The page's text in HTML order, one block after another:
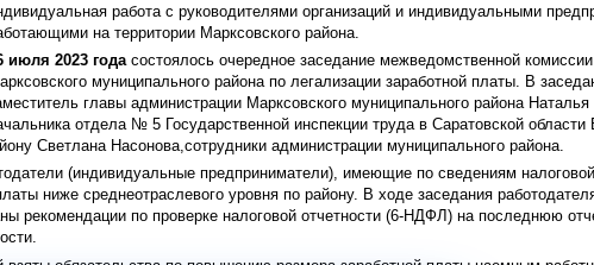
работа с руководителями организаций и индивидуальными
на территории Марксовского района.
июля 2023 годасостоялось очередное заседание межведомственной
муниципального района по легализации заработной платы. В
главы администрации Марксовского муниципального района
отдела № 5 Государственной инспекции труда в Саратовской области
Светлана Насонова,сотрудники администрации муниципального района.
(индивидуальные предприниматели), имеющие по сведениям
ниже среднеотраслевого уровня по району. В ходе заседания
рекомендации по проверке налоговой отчетности (6-НДФЛ) на последнюю